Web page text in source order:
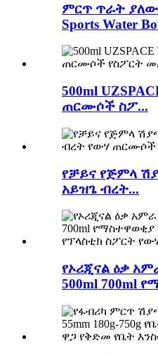
ምርጥ ጥራት ያለው
Sports Water
500ml
ጠርሙሶች ስፖ...
የቻይና የጅምላ
አይዝጌ ብረት...
የኦሪጂናል ዕቃ
500ml 700ml